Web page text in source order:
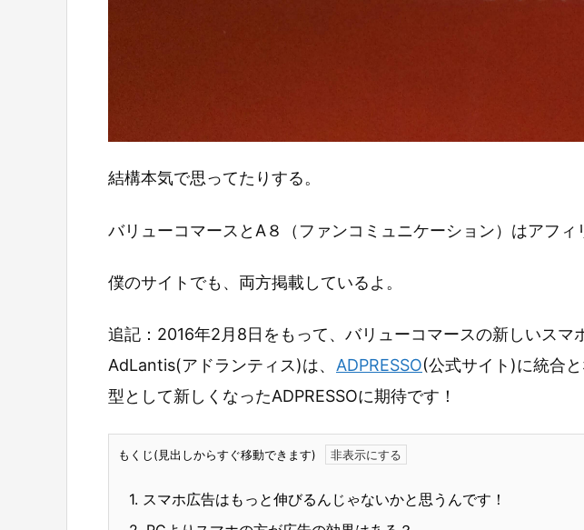
結構本気で思ってたりする。
バリューコマースとA８（ファンコミュニケーション）はアフィ
僕のサイトでも、両方掲載しているよ。
追記：2016年2月8日をもって、バリューコマースの新しいスマ
AdLantis(アドランティス)は、 ADPRESSO(公式サイト)に統合
型として新しくなったADPRESSOに期待です！
もくじ(見出しからすぐ移動できます)
1. スマホ広告はもっと伸びるんじゃないかと思うんです！